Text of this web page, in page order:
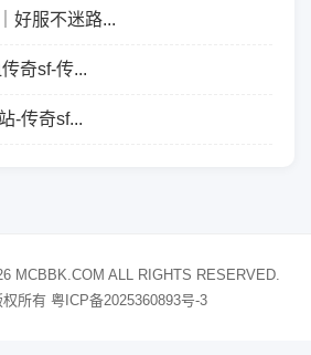
好服不迷路...
奇sf-传...
-传奇sf...
MCBBK.COM ALL RIGHTS RESERVED.
权所有 粤ICP备2025360893号-3